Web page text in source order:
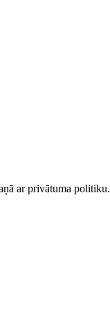
ar privātuma politiku.